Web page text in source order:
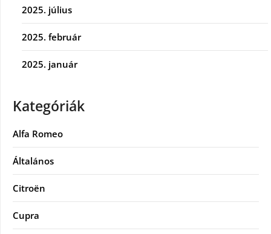
2025. július
2025. február
2025. január
Kategóriák
Alfa Romeo
Általános
Citroën
Cupra